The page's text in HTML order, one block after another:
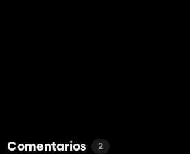
Comentarios 2